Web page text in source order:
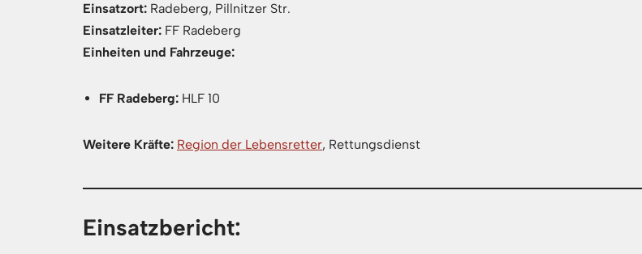
Einsatzort: Radeberg, Pillnitzer Str.
Einsatzleiter: FF Radeberg
Einheiten und Fahrzeuge:
FF Radeberg: HLF 10
Weitere Kräfte: Region der Lebensretter, Rettungsdienst
Einsatzbericht: